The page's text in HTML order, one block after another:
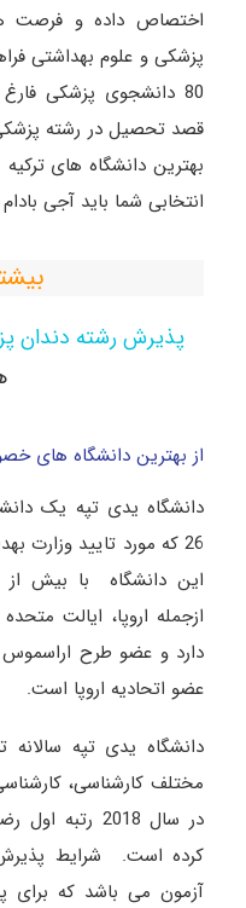
اختصاص داده و فرصت
پزشکی و علوم بهداشتی
80 دانشجوی پزشکی
قصد تحصیل در رشته
بهترین دانشگاه های
انتخابی شما باید آجی
پذیرش رشته دندان
از بهترین دانشگاه های
دانشگاه یدی تپه یک
26 که مورد تایید وزارت
ازجمله اروپا، ایالت
دارد و عضو طرح اراسموس
عضو اتحادیه اروپا است.
دانشگاه یدی تپه سالانه
مختلف کارشناسی،
در سال 2018
کرده است. شرایط
آزمون می باشد که برای